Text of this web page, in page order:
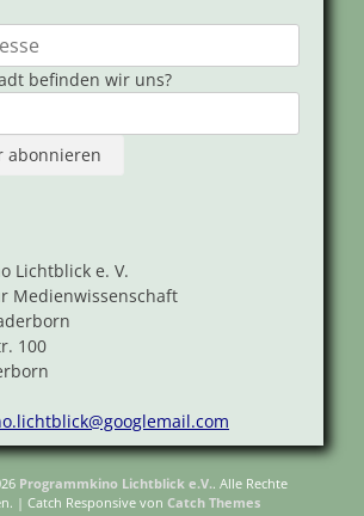
befinden wir uns?
Lichtblick e. V.
Medienwissenschaft
100
Programmkino Lichtblick e.V.. Alle Rechte
| Catch Responsive von Catch Themes